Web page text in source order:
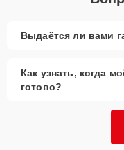
Выдаётся ли вами
Как узнать, когда
готово?